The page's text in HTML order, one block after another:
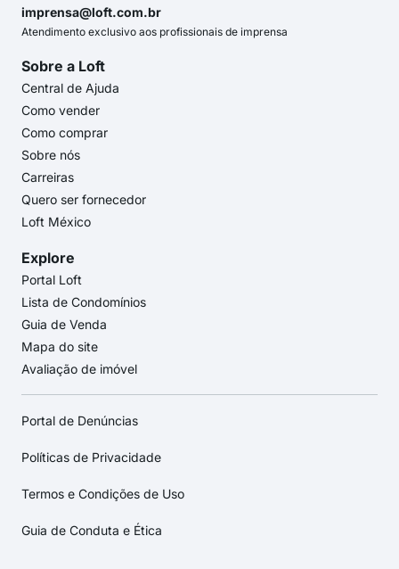
imprensa@loft.com.br
Atendimento exclusivo aos profissionais de imprensa
Sobre a Loft
Central de Ajuda
Como vender
Como comprar
Sobre nós
Carreiras
Quero ser fornecedor
Loft México
Explore
Portal Loft
Lista de Condomínios
Guia de Venda
Mapa do site
Avaliação de imóvel
Portal de Denúncias
Políticas de Privacidade
Termos e Condições de Uso
Guia de Conduta e Ética